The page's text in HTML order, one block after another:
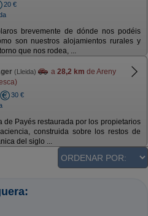
20 €
brevemente de dónde nos podéis
son nuestros alojamientos rurales y
que nos rodea, ...
(Lleida) a 28,2 km de Areny
30 €
de Payés restaurada por los propietarios
construida sobre los restos de
del siglo ...